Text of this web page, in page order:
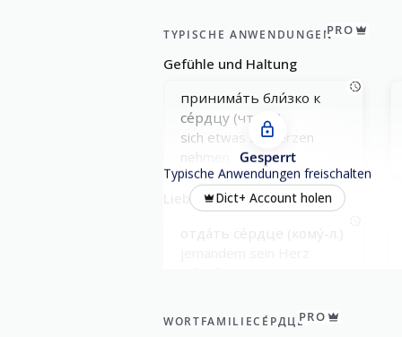
TYPISCHE ANWENDUNGENPRO
Gefühle und Haltung
принима́ть бли́зко к
се́рдцу (что-л.)
sich etwas zu Herzen
nehmen
Liebe und Beziehungen
Gesundheit und Körper
Gesperrt
Typische Anwendungen freischalten
Dict+ Account holen
WORTFAMILIEСЕ́РДЦЕPRO